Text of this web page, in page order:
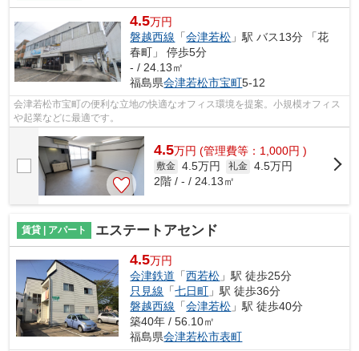
4.5万円
磐越西線 「会津若松 」駅 バス13分 「花
春町」 停歩5分
- / 24.13㎡
福島県会津若松市宝町5-12
会津若松市宝町の便利な立地の快適なオフィス環境を提案。小規模オフィス
や起業などに最適です。
4.5万円 (管理費等：1,000円 )
敷金 4.5万円 礼金 4.5万円
2階 / - / 24.13㎡
賃貸 | アパート エステートアセンド
4.5万円
会津鉄道 「西若松 」駅 徒歩25分
只見線 「七日町 」駅 徒歩36分
磐越西線 「会津若松 」駅 徒歩40分
築40年 / 56.10㎡
福島県会津若松市表町